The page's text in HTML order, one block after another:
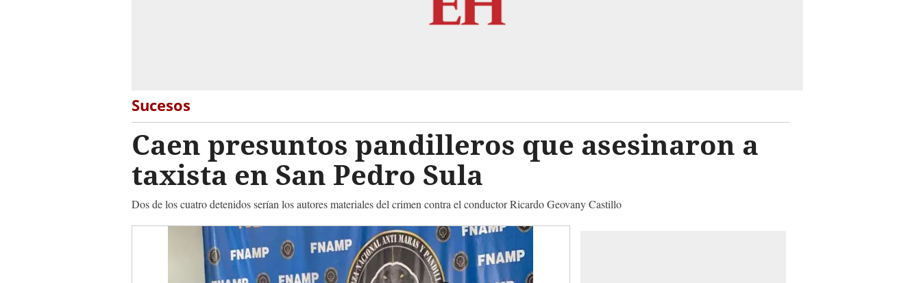
Sucesos
Caen presuntos pandilleros que asesinaron a
taxista en San Pedro Sula
Dos de los cuatro detenidos serían los autores materiales del crimen contra el conductor Ricardo Geovany Castillo